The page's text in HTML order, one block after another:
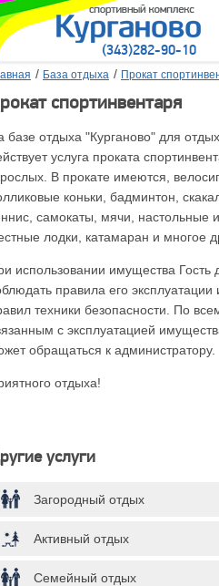
(343)282-90-10
/ База отдыха / Прокат
спортинвентаря
базе отдыха "Курганово" для
услуга проката
В прокате имеются,
коньки, бадминтон,
самокаты, мячи, настольные
лодки, катамаран и многое
использовании имущества Гость
правила его
техники безопасности. По
с эксплуатацией
обращаться к администратору.
отдыха!
услуги
Загородный отдых
Активный отдых
Семейный отдых